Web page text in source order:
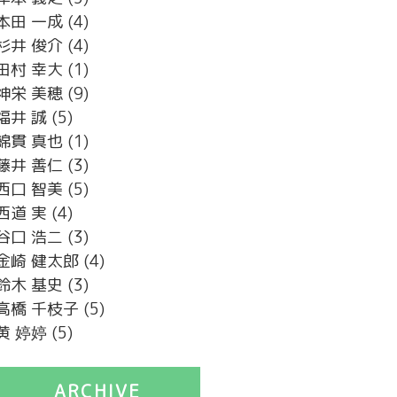
田 一成 (4)
井 俊介 (4)
村 幸大 (1)
栄 美穂 (9)
井 誠 (5)
貫 真也 (1)
井 善仁 (3)
口 智美 (5)
道 実 (4)
口 浩二 (3)
崎 健太郎 (4)
木 基史 (3)
橋 千枝子 (5)
婷婷 (5)
ARCHIVE